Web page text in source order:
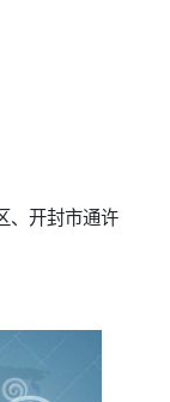
、开封市通许